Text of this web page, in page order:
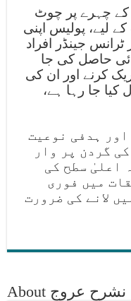
چہرے پر چوٹ
لیے، پولیس اپنی
جینڈر افراد
حاصل کی جا
کرنے اور ان کی
کیا جا رہا ہے،
ہدفی نوعیت
گردن پر وار
اعلیٰ سطح کی
میں فوری
لانے کی ضرورت
About نشرح عروج